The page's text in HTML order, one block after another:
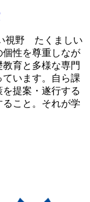
視野 たくましい
性を尊重しなが
育と多様な専門
います。自ら課
提案・遂行する
こと。それが学